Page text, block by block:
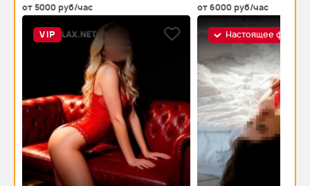
от 5000 руб/час
VIP
от 6000 руб/час
Настоящее фото